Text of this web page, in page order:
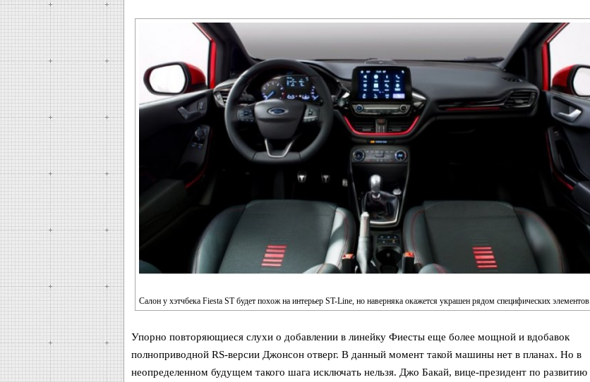
Салон у хэтчбека Fiesta ST будет похож на интерьер ST-Line, но наверняка окажется украшен рядом специфических элементов.
Упорно повторяющиеся слухи о добавлении в линейку Фиесты еще более мощной и вдобавок
полноприводной RS-версии Джонсон отверг. В данный момент такой машины нет в планах. Но в
неопределенном будущем такого шага исключать нельзя. Джо Бакай, вице-президент по развитию